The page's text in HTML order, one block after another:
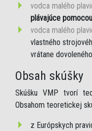
vodca malého
plávajúce
vodca malého
vlastného
vrátane
Obsah skúšky
Skúšku VMP tvorí
Obsahom teoretickej
z Európskych